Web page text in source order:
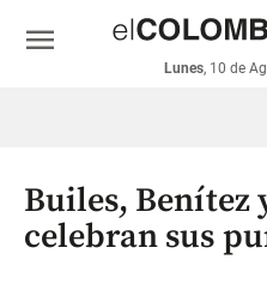
económicos
Colombia
Lunes, 10 de
menu
Builes, Benítez
celebran sus